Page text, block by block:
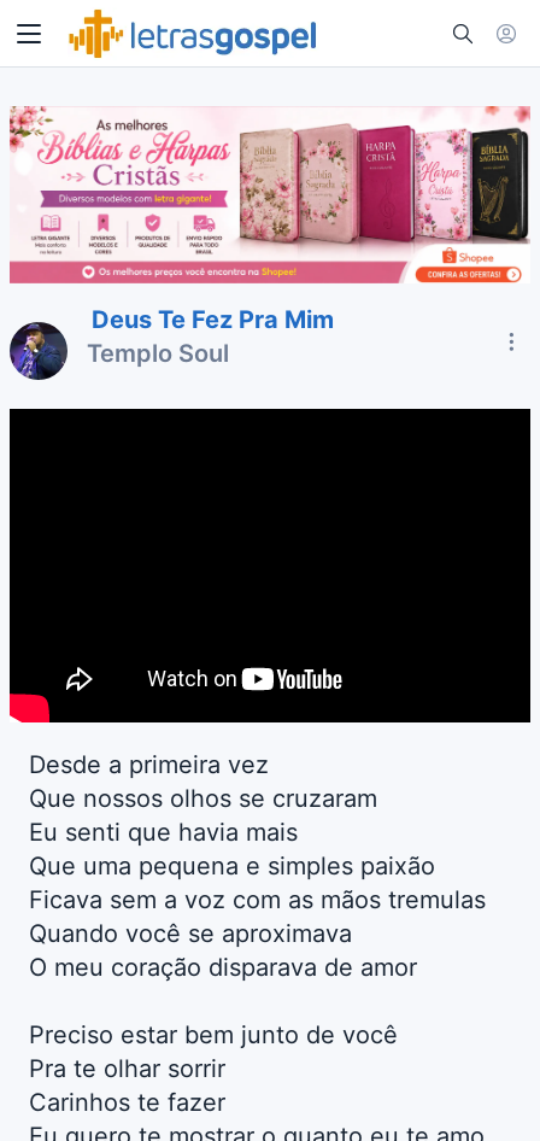
Deus Te Fez Pra Mim
Templo Soul
Desde a primeira vez
Que nossos olhos se cruzaram
Eu senti que havia mais
Que uma pequena e simples paixão
Ficava sem a voz com as mãos tremulas
Quando você se aproximava
O meu coração disparava de amor
Preciso estar bem junto de você
Pra te olhar sorrir
Carinhos te fazer